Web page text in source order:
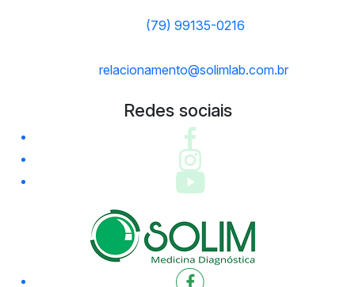
(79) 99135-0216
relacionamento@solimlab.com.br
Redes sociais